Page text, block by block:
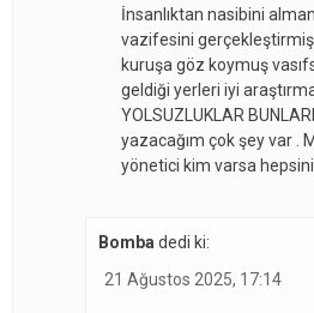
İnsanlıktan nasibini
vazifesini gerçekleştirmiş
kuruşa göz koymuş
geldiği yerleri iyi
YOLSUZLUKLAR
yazacağım çok şey var .
yönetici kim varsa
Bomba dedi ki:
21 Ağustos 2025, 17:14